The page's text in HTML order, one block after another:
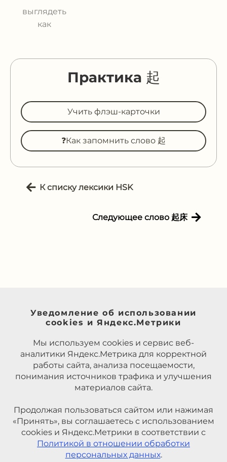
выглядеть
как
Практика 起
Учить флэш-карточки
❓Как запомнить слово 起
К списку лексики HSK
Следующее слово 起床
Уведомление об использовании
cookies и Яндекс.Метрики
Мы используем cookies и сервис веб-
аналитики Яндекс.Метрика для корректной
работы сайта, анализа посещаемости,
понимания источников трафика и улучшения
материалов сайта.
Продолжая пользоваться сайтом или нажимая
«Принять», вы соглашаетесь с использованием
cookies и Яндекс.Метрики в соответствии с
Политикой в отношении обработки
персональных данных.